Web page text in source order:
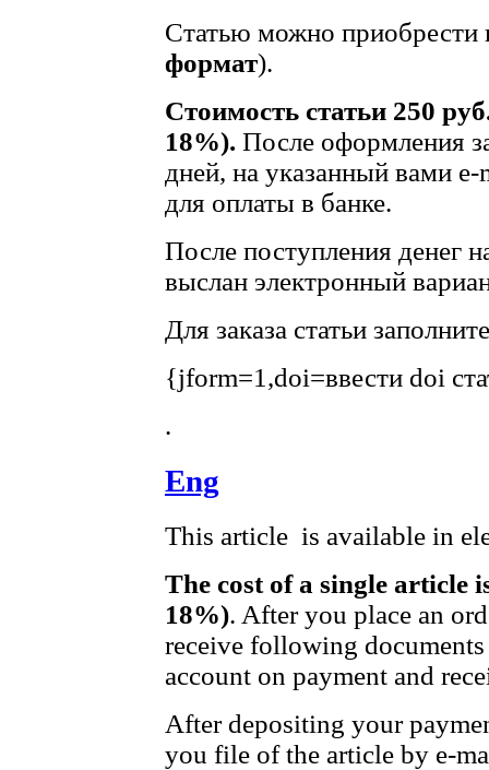
Статью можно приобрести
формат).
Стоимость статьи 250
18%). После оформления
дней, на указанный вами
для оплаты в банке.
После поступления денег
выслан электронный
Для заказа статьи
{jform=1,doi=ввести doi
.
Eng
This article is available in
The cost of a single article
18%). After you place an
receive following
account on payment and
After depositing your
you file of the article by e-